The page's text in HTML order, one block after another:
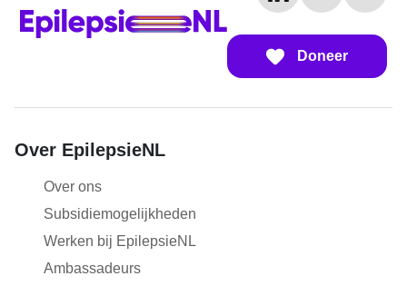
Doneer
Over EpilepsieNL
Over ons
Subsidiemogelijkheden
Werken bij EpilepsieNL
Ambassadeurs